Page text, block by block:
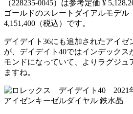
（228235-0045）は参考定価 ¥
ゴールドのスレートダイアルモデル
4,151,400（税込）です。
デイデイト36にも追加されたアイゼ
が、デイデイト40ではインデックス
モンドになっていて、よりラグジュ
ますね。